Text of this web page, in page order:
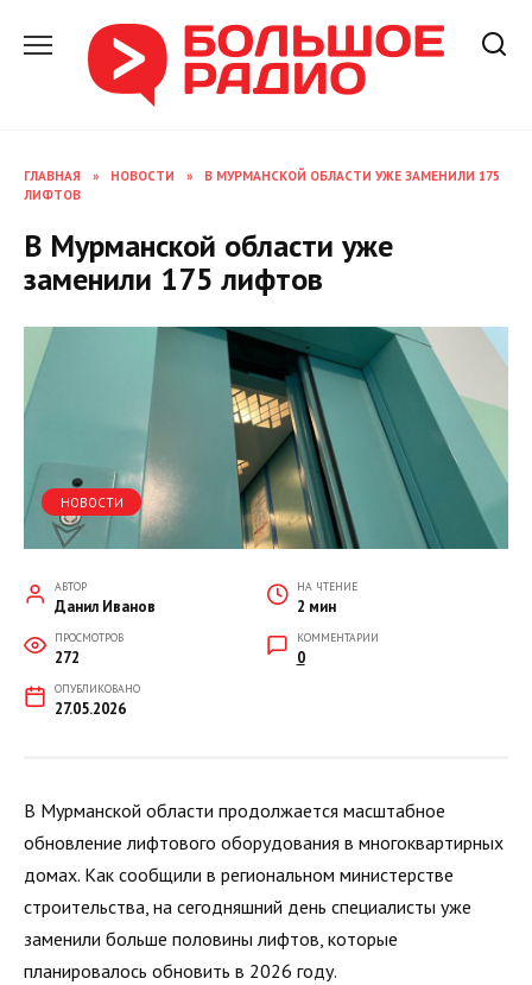
содержанию
ГЛАВНАЯ » НОВОСТИ »
В МУРМАНСКОЙ ОБЛАСТИ УЖЕ ЗАМЕНИЛИ 175
ЛИФТОВ
В Мурманской области уже
заменили 175 лифтов
НОВОСТИ
АВТОР
Данил Иванов
НА ЧТЕНИЕ
2 мин
ПРОСМОТРОВ
272
КОММЕНТАРИИ
0
ОПУБЛИКОВАНО
27.05.2026
В Мурманской области продолжается масштабное
обновление лифтового оборудования в многоквартирных
домах. Как сообщили в региональном министерстве
строительства, на сегодняшний день специалисты уже
заменили больше половины лифтов, которые
планировалось обновить в 2026 году.